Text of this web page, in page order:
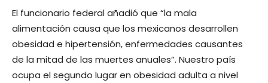
El funcionario federal añadió que “la mala
alimentación causa que los mexicanos desarrollen
obesidad e hipertensión, enfermedades causantes
de la mitad de las muertes anuales”. Nuestro país
ocupa el segundo lugar en obesidad adulta a nivel